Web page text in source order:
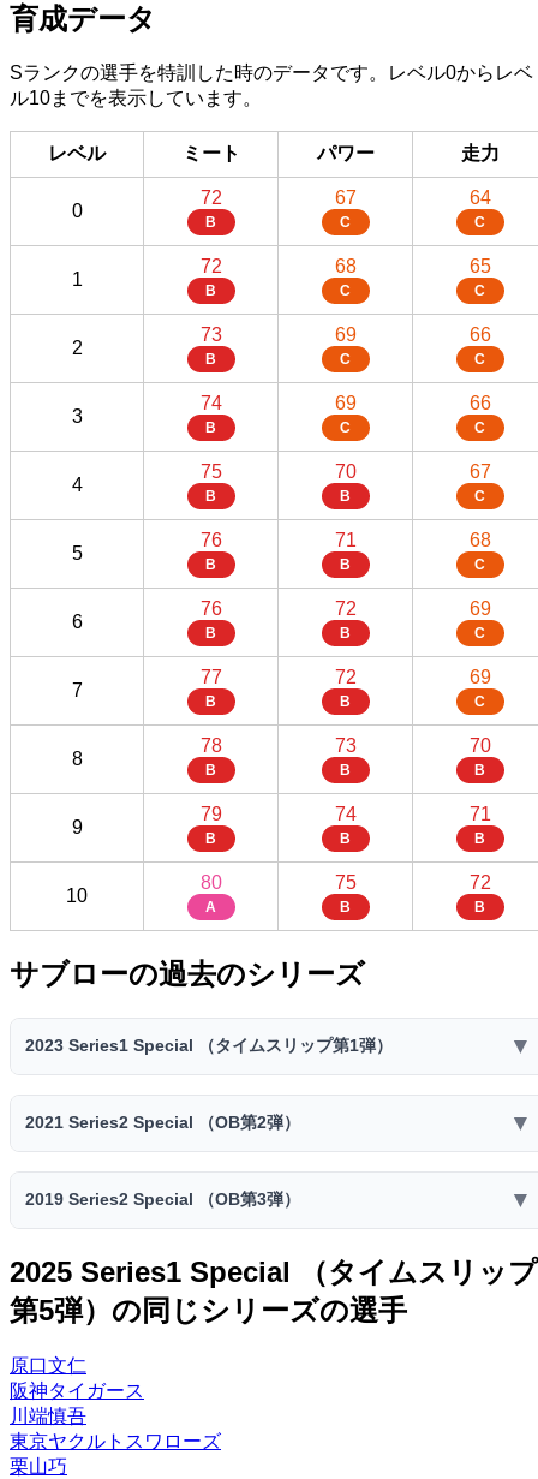
育成データ
Sランクの選手を特訓した時のデータです。レベル0からレベ
ル10までを表示しています。
レベル ミート パワー 走力
0
72
B
67
C
64
C
1
72
B
68
C
65
C
2
73
B
69
C
66
C
3
74
B
69
C
66
C
4
75
B
70
B
67
C
5
76
B
71
B
68
C
6
76
B
72
B
69
C
7
77
B
72
B
69
C
8
78
B
73
B
70
B
9
79
B
74
B
71
B
10
80
A
75
B
72
B
サブローの過去のシリーズ
2023 Series1 Special （タイムスリップ第1弾） ▼
2023 Series1 Special （タイムスリップ第1弾）
コスト ミート パワー 走力 捕球 送球
4300 33
80 75
スト
ド
サード
ト
レフト
ー
ライト
ー ー ー ー C
2021 Series2 Special （OB第2弾） ▼
2021 Series2 Special （OB第2弾）
コスト ミート パワー 走力 捕球 送球
3800 31
79 75 72 66 78
ファー
スト
セカン
ショー
ー ー
流し打ち◎
2019 Series2 Special （OB第3弾） ▼
2019 Series2 Special （OB第3弾）
スピリ
ッツ
コスト ミート パワー 走力 捕球
3200
ファー
スト
セカン
ー
2025 Series1 Special （タイムスリップ
第5弾）の同じシリーズの選手
原口文仁
阪神タイガース
川端慎吾
東京ヤクルトスワローズ
栗山巧